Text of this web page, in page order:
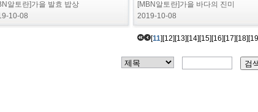
알토란]가을 발효 밥상
10-08
[MBN알토란]가을 바다의 진미
2019-10-08
[11][12][13][14][15][16][17][18]
검